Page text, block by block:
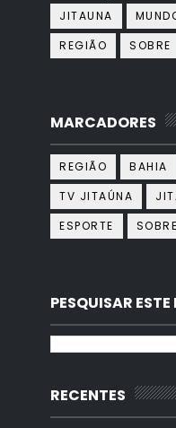
JITAUNA
REGIÃO
SOBRE
MARCADORES
REGIÃO BAHIA
TV JITAÚNA
ESPORTE
SOBRE
PESQUISAR ESTE
RECENTES